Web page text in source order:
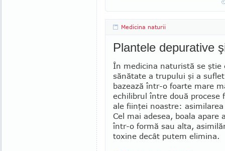
Medicina naturii
Plantele depurative
În medicina naturistă se ştie
sănătate a trupului şi a
bazează într-o foarte mare
echilibrul între două procese
ale fiinţei noastre:
Cel mai adesea, boala apare
într-o formă sau alta,
toxine decât putem elimina.